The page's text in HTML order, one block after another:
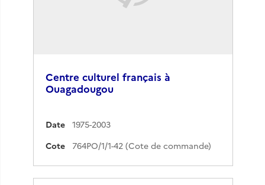
Centre culturel français à
Ouagadougou
Date
1975-2003
Cote
764PO/1/1-42 (Cote de commande)